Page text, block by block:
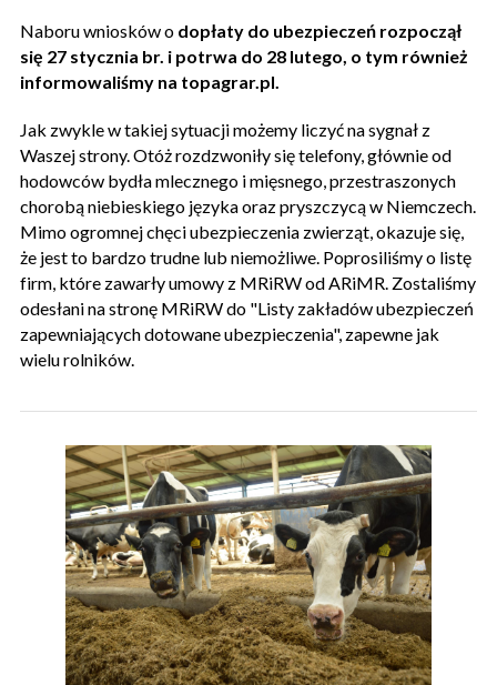
Naboru wniosków o dopłaty do ubezpieczeń rozpoczął
się 27 stycznia br. i potrwa do 28 lutego, o tym również
informowaliśmy na topagrar.pl.
Jak zwykle w takiej sytuacji możemy liczyć na sygnał z
Waszej strony. Otóż rozdzwoniły się telefony, głównie od
hodowców bydła mlecznego i mięsnego, przestraszonych
chorobą niebieskiego języka oraz pryszczycą w Niemczech.
Mimo ogromnej chęci ubezpieczenia zwierząt, okazuje się,
że jest to bardzo trudne lub niemożliwe. Poprosiliśmy o listę
firm, które zawarły umowy z MRiRW od ARiMR. Zostaliśmy
odesłani na stronę MRiRW do "Listy zakładów ubezpieczeń
zapewniających dotowane ubezpieczenia", zapewne jak
wielu rolników.